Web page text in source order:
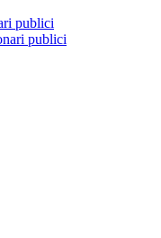
publici
publici